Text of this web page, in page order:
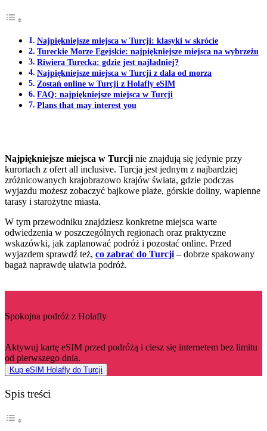
Najpiękniejsze miejsca w Turcji: klasyki w skrócie
Tureckie Morze Egejskie: najpiękniejsze miejsca na wybrzeżu
Riwiera Turecka: gdzie jest najładniej?
Najpiękniejsze miejsca w Turcji z dala od morza
Zostań online w Turcji z Holafly eSIM
FAQ: najpiękniejsze miejsca w Turcji
Plans that may interest you
Najpiękniejsze miejsca w Turcji nie znajdują się jedynie przy
kurortach z ofert all inclusive. Turcja jest jednym z najbardziej
zróżnicowanych krajobrazowo krajów świata, gdzie podczas
wyjazdu możesz zobaczyć bajkowe plaże, górskie doliny, wapienne
tarasy i starożytne miasta.
W tym przewodniku znajdziesz konkretne miejsca warte
odwiedzenia w poszczególnych regionach oraz praktyczne
wskazówki, jak zaplanować podróż i pozostać online. Przed
wyjazdem sprawdź też, co zabrać do Turcji – dobrze spakowany
bagaż naprawdę ułatwia podróż.
Spokojna podróż z Holafly
Aktywuj kartę eSIM przed podróżą i ciesz się internetem bez limitu
od pierwszego dnia.
Kup eSIM Holafly do Turcji
Spis treści